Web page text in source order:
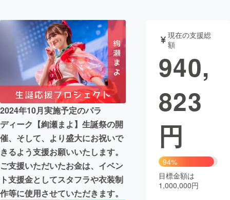
アート・写真 音楽
テクノロジー・ガジェット ゲーム・サ
映像・映画
ビジネス・起業
まちづくり・地域活性化
CAMPFIRE for Social Good
CAMPFIRE Creation
CAMPFIREふるさと納税
コミュニティ
2024年10月実施予定のパラ
ディーク【絢瀬まよ】生誕祭の開
催、そして、より盛大にお祝いで
きるよう支援お願いいたします。
ご支援いただいたお金は、イベン
ト支援金としてスタフラや衣装制
作等に使用させていただきます。
現在の支援総
額
940,
823
円
94%
目標金額は
1,000,000円